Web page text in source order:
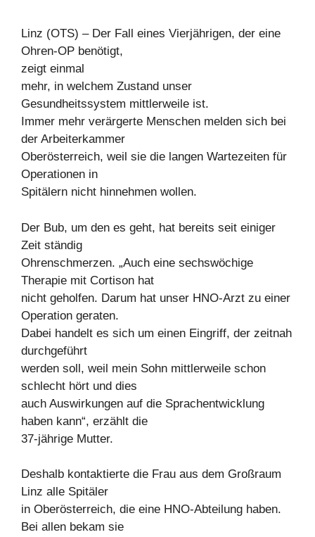
Linz (OTS) – Der Fall eines Vierjährigen, der eine
Ohren-OP benötigt,
zeigt einmal
mehr, in welchem Zustand unser
Gesundheitssystem mittlerweile ist.
Immer mehr verärgerte Menschen melden sich bei
der Arbeiterkammer
Oberösterreich, weil sie die langen Wartezeiten für
Operationen in
Spitälern nicht hinnehmen wollen.
Der Bub, um den es geht, hat bereits seit einiger
Zeit ständig
Ohrenschmerzen. „Auch eine sechswöchige
Therapie mit Cortison hat
nicht geholfen. Darum hat unser HNO-Arzt zu einer
Operation geraten.
Dabei handelt es sich um einen Eingriff, der zeitnah
durchgeführt
werden soll, weil mein Sohn mittlerweile schon
schlecht hört und dies
auch Auswirkungen auf die Sprachentwicklung
haben kann“, erzählt die
37-jährige Mutter.
Deshalb kontaktierte die Frau aus dem Großraum
Linz alle Spitäler
in Oberösterreich, die eine HNO-Abteilung haben.
Bei allen bekam sie